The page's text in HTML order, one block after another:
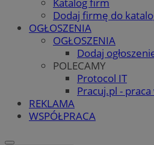
Dodaj firmę do
OGŁOSZENIA
OGŁOSZENIA
Dodaj
POLECAMY
Protocol IT
Pracuj.pl -
REKLAMA
WSPÓŁPRACA